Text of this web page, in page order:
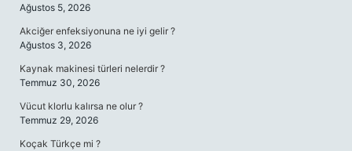
Ağustos 5, 2026
Akciğer enfeksiyonuna ne iyi gelir ?
Ağustos 3, 2026
Kaynak makinesi türleri nelerdir ?
Temmuz 30, 2026
Vücut klorlu kalırsa ne olur ?
Temmuz 29, 2026
Koçak Türkçe mi ?